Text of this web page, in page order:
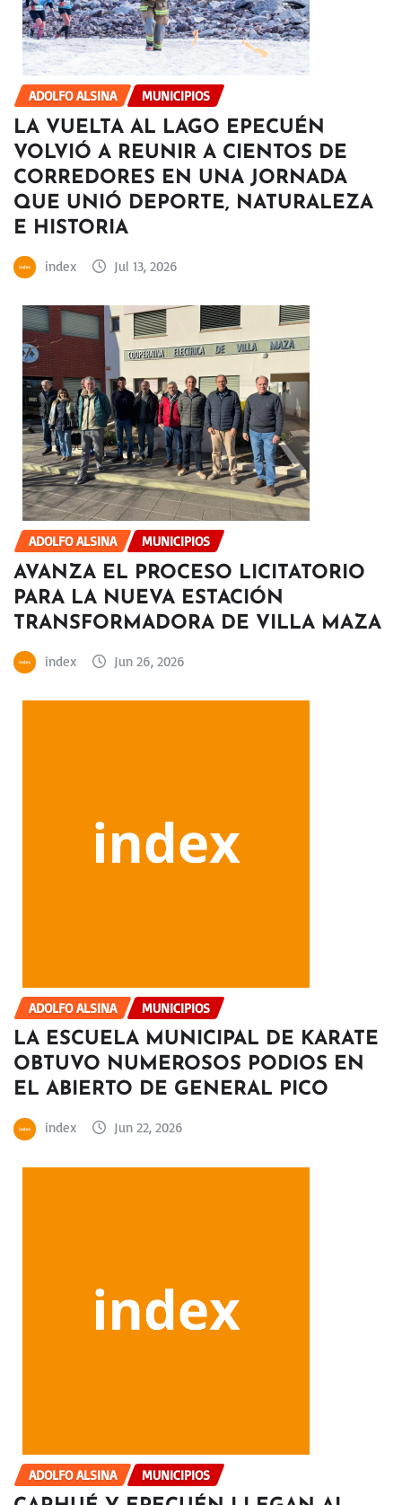
ADOLFO ALSINA MUNICIPIOS
LA VUELTA AL LAGO EPECUÉN
VOLVIÓ A REUNIR A CIENTOS DE
CORREDORES EN UNA JORNADA
QUE UNIÓ DEPORTE, NATURALEZA
E HISTORIA
index Jul 13, 2026
ADOLFO ALSINA MUNICIPIOS
AVANZA EL PROCESO LICITATORIO
PARA LA NUEVA ESTACIÓN
TRANSFORMADORA DE VILLA MAZA
index Jun 26, 2026
ADOLFO ALSINA MUNICIPIOS
LA ESCUELA MUNICIPAL DE KARATE
OBTUVO NUMEROSOS PODIOS EN
EL ABIERTO DE GENERAL PICO
index Jun 22, 2026
ADOLFO ALSINA MUNICIPIOS